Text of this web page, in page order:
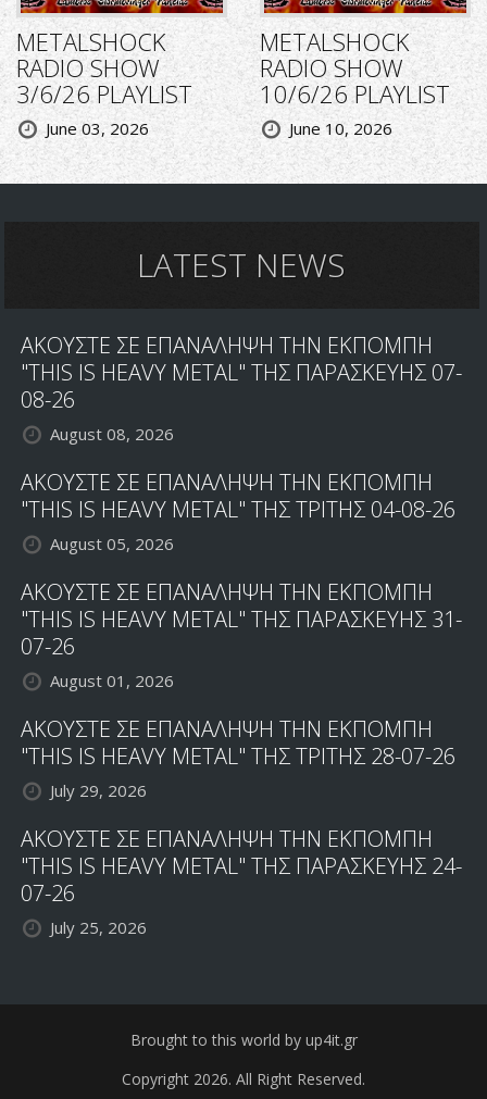
METALSHOCK
RADIO SHOW
3/6/26 PLAYLIST
June 03, 2026
METALSHOCK
RADIO SHOW
10/6/26 PLAYLIST
June 10, 2026
LATEST NEWS
ΑΚΟΥΣΤΕ ΣΕ ΕΠΑΝΑΛΗΨΗ ΤΗΝ ΕΚΠΟΜΠΗ
"THIS IS HEAVY METAL" ΤΗΣ ΠΑΡΑΣΚΕΥΗΣ 07-
08-26
August 08, 2026
ΑΚΟΥΣΤΕ ΣΕ ΕΠΑΝΑΛΗΨΗ ΤΗΝ ΕΚΠΟΜΠΗ
"THIS IS HEAVY METAL" ΤΗΣ ΤΡΙΤΗΣ 04-08-26
August 05, 2026
ΑΚΟΥΣΤΕ ΣΕ ΕΠΑΝΑΛΗΨΗ ΤΗΝ ΕΚΠΟΜΠΗ
"THIS IS HEAVY METAL" ΤΗΣ ΠΑΡΑΣΚΕΥΗΣ 31-
07-26
August 01, 2026
ΑΚΟΥΣΤΕ ΣΕ ΕΠΑΝΑΛΗΨΗ ΤΗΝ ΕΚΠΟΜΠΗ
"THIS IS HEAVY METAL" ΤΗΣ ΤΡΙΤΗΣ 28-07-26
July 29, 2026
ΑΚΟΥΣΤΕ ΣΕ ΕΠΑΝΑΛΗΨΗ ΤΗΝ ΕΚΠΟΜΠΗ
"THIS IS HEAVY METAL" ΤΗΣ ΠΑΡΑΣΚΕΥΗΣ 24-
07-26
July 25, 2026
Brought to this world by up4it.gr
Copyright 2026. All Right Reserved.